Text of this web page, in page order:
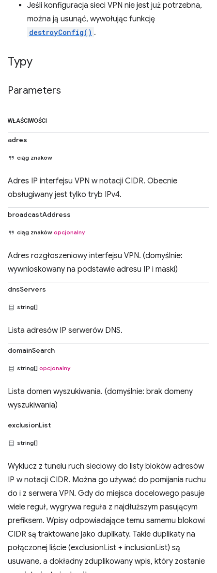
Jeśli konfiguracja sieci VPN nie jest już potrzebna,
można ją usunąć, wywołując funkcję
destroyConfig() .
Typy
Parameters
WŁAŚCIWOŚCI
adres
ciąg znaków
Adres IP interfejsu VPN w notacji CIDR. Obecnie
obsługiwany jest tylko tryb IPv4.
broadcastAddress
ciąg znaków opcjonalny
Adres rozgłoszeniowy interfejsu VPN. (domyślnie:
wywnioskowany na podstawie adresu IP i maski)
dnsServers
string[]
Lista adresów IP serwerów DNS.
domainSearch
string[] opcjonalny
Lista domen wyszukiwania. (domyślnie: brak domeny
wyszukiwania)
exclusionList
string[]
Wyklucz z tunelu ruch sieciowy do listy bloków adresów
IP w notacji CIDR. Można go używać do pomijania ruchu
do i z serwera VPN. Gdy do miejsca docelowego pasuje
wiele reguł, wygrywa reguła z najdłuższym pasującym
prefiksem. Wpisy odpowiadające temu samemu blokowi
CIDR są traktowane jako duplikaty. Takie duplikaty na
połączonej liście (exclusionList + inclusionList) są
usuwane, a dokładny zduplikowany wpis, który zostanie